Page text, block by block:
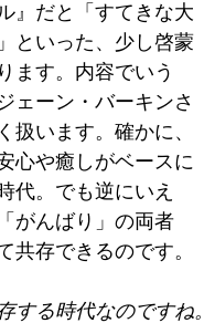
』だと「すてきな大
といった、少し啓蒙
ます。内容でいう
ェーン・バーキンさ
扱います。確かに、
心や癒しがベースに
代。でも逆にいえ
がんばり」の両者
共存できるのです。
する時代なのですね。